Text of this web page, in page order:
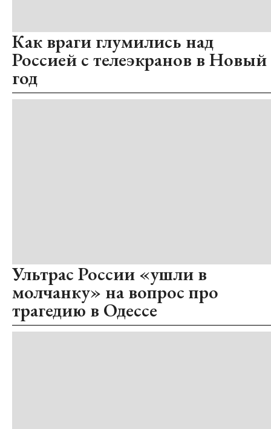
Как враги глумились над
Россией с телеэкранов в Новый
год
Ультрас России «ушли в
молчанку» на вопрос про
трагедию в Одессе